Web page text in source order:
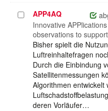
Projekt
auswählen
APP4AQ
Innovative
observations to
Bisher spielt die
Luftreinhaltefragen
Durch die Einbindung
Satellitenmessungen
Algorithmen entwickelt
deren Vorläufer…